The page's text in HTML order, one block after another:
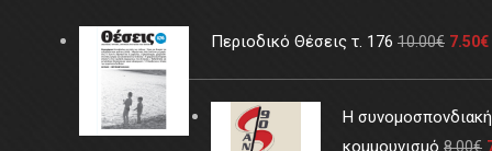
Περιοδικό Θέσεις τ. 176 10.00€ 7.50€
Η συνομοσπονδιακή
κομμουνισμό 8.00€